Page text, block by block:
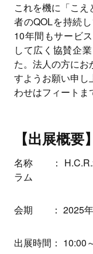
これを機に「こ
者のQOLを持続
10年間もサービ
して広く協賛企
た。法人の方にお
すようお願い申し
わせはフィートま
【出展概要】
名称 ：
ラム
会期 ： 2025年
出展時間： 10:00